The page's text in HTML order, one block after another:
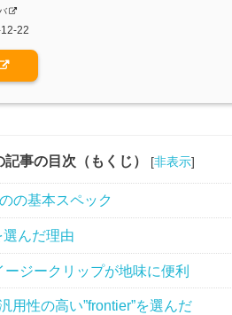
22
記事の目次（もくじ） [非表示]
の基本スペック
んだ理由
ジークリップが地味に便利
用性の高い”frontier”を選んだ